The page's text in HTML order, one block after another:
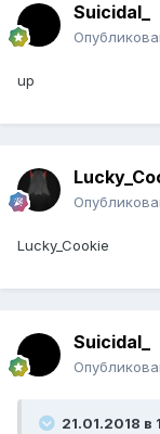
Suicidal_
up
Lucky_Cookie
Suicidal_
21.01.2018 в